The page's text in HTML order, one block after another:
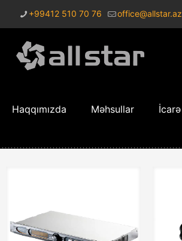
+99412 510 70 76 office@allstar.az
Haqqımızda Məhsullar İcarə